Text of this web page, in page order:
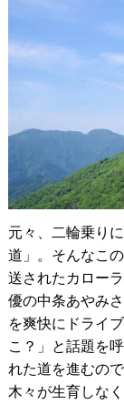
元々、二輪乗り
道」。そんなこ
送されたカロー
優の中条あやみ
を爽快にドライ
こ？」と話題を
れた道を進むの
木々が生育しな